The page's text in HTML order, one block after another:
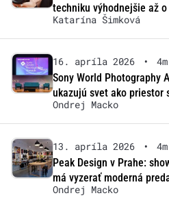
techniku výhodnejšie až
Katarína Šimková
16. apríla 2026 •
4m
Sony World Photography
ukazujú svet ako priestor
Ondrej Macko
13. apríla 2026 •
4m
Peak Design v Prahe:
má vyzerať moderná
Ondrej Macko